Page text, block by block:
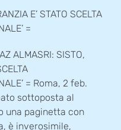
E’ STATO SCELTA
=
ALMASRI: SISTO,
= Roma, 2 feb.
sottoposta al
una paginetta con
è inverosimile,